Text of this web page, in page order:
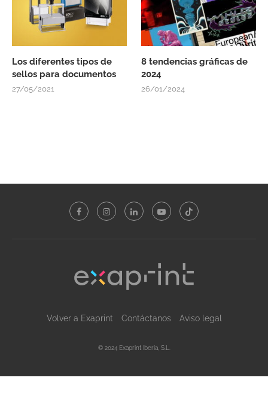
Los diferentes tipos de
sellos para documentos
27/05/2021
8 tendencias gráficas de
2024
26/01/2024
Volver a Exaprint Contáctanos Aviso legal
© 2024 Exaprint Iberia, S.L.